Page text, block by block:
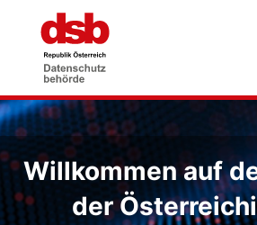
Willkommen auf
der